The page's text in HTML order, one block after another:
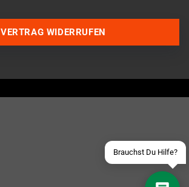
Brauchst Du Hilfe?
Über WhatsApp schreiben
Schick uns eine eMail
VERTRAG WIDERRUFEN